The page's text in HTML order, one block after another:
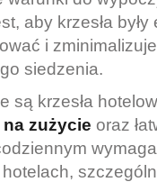
aby krzesła
i
siedzenia.
są krzesła
zużycie oraz
hotelach,